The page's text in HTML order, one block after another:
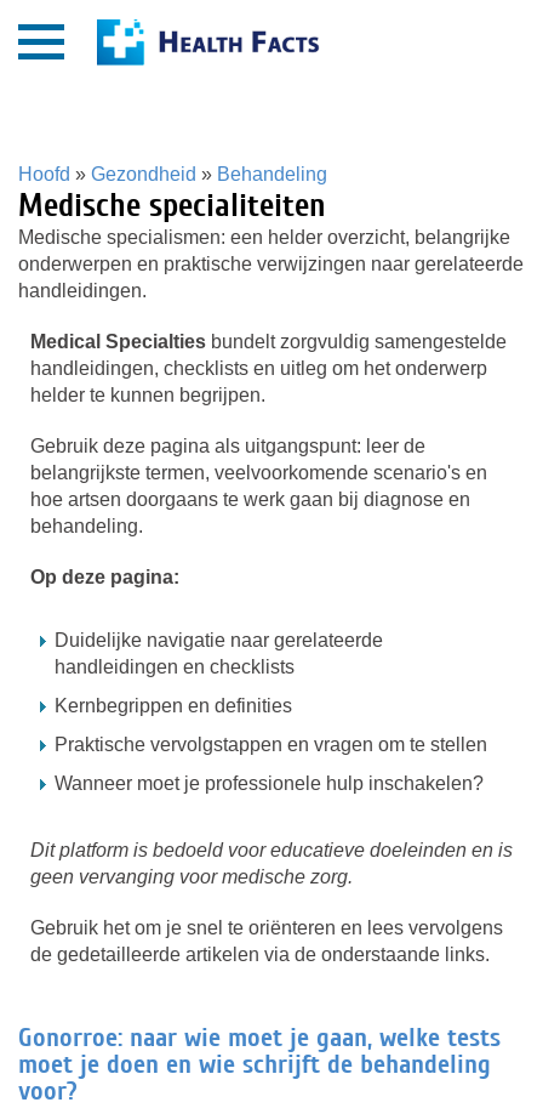
Hoofd » Gezondheid » Behandeling
Medische specialiteiten
Medische specialismen: een helder overzicht, belangrijke
onderwerpen en praktische verwijzingen naar gerelateerde
handleidingen.
Medical Specialties bundelt zorgvuldig samengestelde
handleidingen, checklists en uitleg om het onderwerp
helder te kunnen begrijpen.
Gebruik deze pagina als uitgangspunt: leer de
belangrijkste termen, veelvoorkomende scenario's en
hoe artsen doorgaans te werk gaan bij diagnose en
behandeling.
Op deze pagina:
Duidelijke navigatie naar gerelateerde
handleidingen en checklists
Kernbegrippen en definities
Praktische vervolgstappen en vragen om te stellen
Wanneer moet je professionele hulp inschakelen?
Dit platform is bedoeld voor educatieve doeleinden en is
geen vervanging voor medische zorg.
Gebruik het om je snel te oriënteren en lees vervolgens
de gedetailleerde artikelen via de onderstaande links.
Gonorroe: naar wie moet je gaan, welke tests
moet je doen en wie schrijft de behandeling
voor?